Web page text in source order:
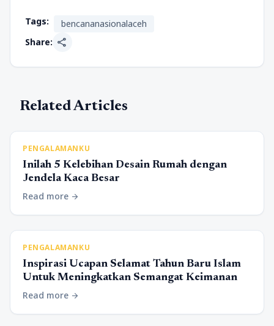
Tags:
bencananasionalaceh
Share: share
Related Articles
PENGALAMANKU
Inilah 5 Kelebihan Desain Rumah dengan
Jendela Kaca Besar
Read more arrow_forward
PENGALAMANKU
Inspirasi Ucapan Selamat Tahun Baru Islam
Untuk Meningkatkan Semangat Keimanan
Read more arrow_forward